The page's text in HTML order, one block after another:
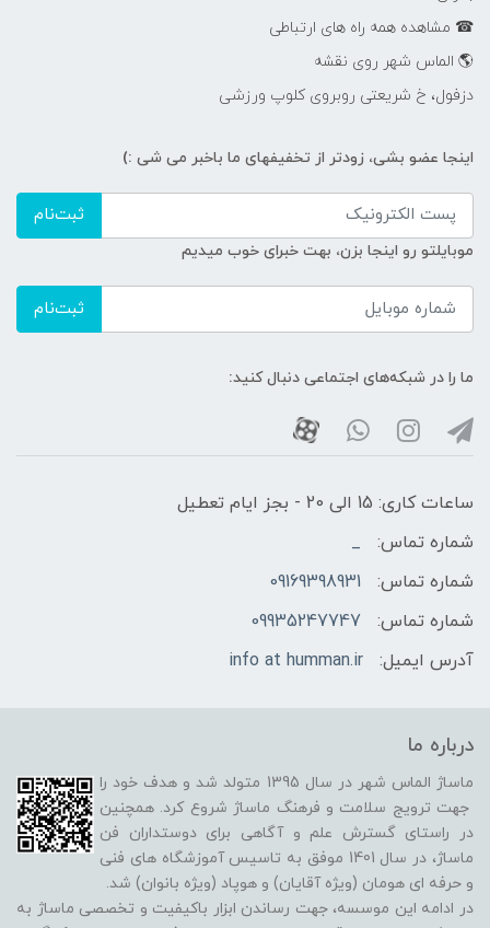
☎ مشاهده همه راه های ارتباطی
🌎 الماس شهر روی نقشه
دزفول، خ شریعتی روبروی کلوپ ورزشی
اینجا عضو بشی، زودتر از تخفیفهای ما باخبر می شی :)
ثبت‌نام
موبایلتو رو اینجا بزن، بهت خبرای خوب میدیم
ثبت‌نام
ما را در شبکه‌های اجتماعی دنبال کنید:
ساعات کاری: 15 الی 20 - بجز ایام تعطیل
شماره تماس:
_
شماره تماس:
09169398931
شماره تماس:
09935247747
آدرس ایمیل:
info at humman.ir
درباره ما
ماساژ الماس شهر در سال 1395 متولد شد و هدف خود را
جهت ترویج سلامت و فرهنگ ماساژ شروع کرد. همچنین
در راستای گسترش علم و آگاهی برای دوستداران فن
ماساژ، در سال 1401 موفق به تاسیس آموزشگاه های فنی
و حرفه ای هومان (ویژه آقایان) و هوپاد (ویژه بانوان) شد.
در ادامه این موسسه، جهت رساندن ابزار باکیفیت و تخصصی ماساژ به